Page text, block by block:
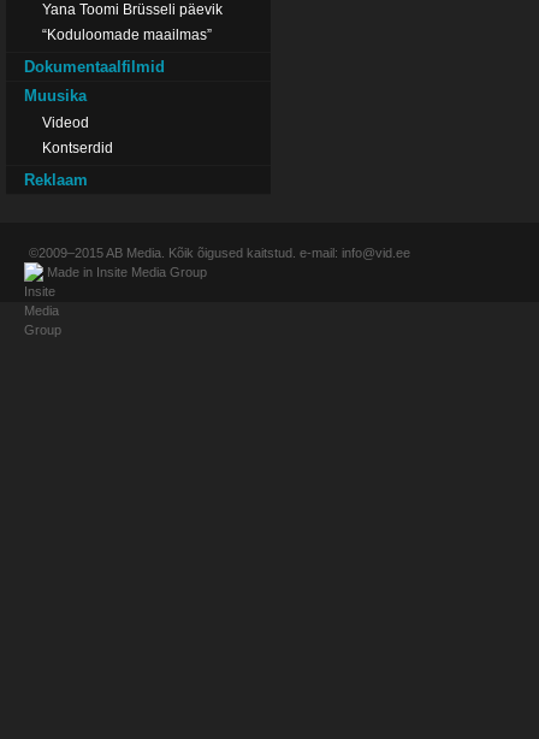
Yana Toomi Brüsseli päevik
“Koduloomade maailmas”
Dokumentaalfilmid
Muusika
Videod
Kontserdid
Reklaam
©2009–2015AB Media . Kõik õigused kaitstud. e-mail: info@vid.ee
Made in Insite Media Group